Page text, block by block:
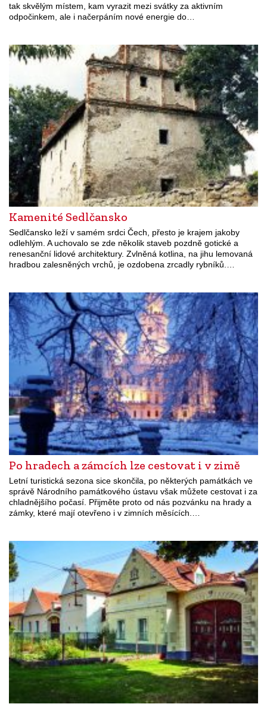
tak skvělým místem, kam vyrazit mezi svátky za aktivním
odpočinkem, ale i načerpáním nové energie do…
Kamenité Sedlčansko
Sedlčansko leží v samém srdci Čech, přesto je krajem jakoby
odlehlým. A uchovalo se zde několik staveb pozdně gotické a
renesanční lidové architektury. Zvlněná kotlina, na jihu lemovaná
hradbou zalesněných vrchů, je ozdobena zrcadly rybníků.…
Po hradech a zámcích lze cestovat i v zimě
Letní turistická sezona sice skončila, po některých památkách ve
správě Národního památkového ústavu však můžete cestovat i za
chladnějšího počasí. Přijměte proto od nás pozvánku na hrady a
zámky, které mají otevřeno i v zimních měsících.…